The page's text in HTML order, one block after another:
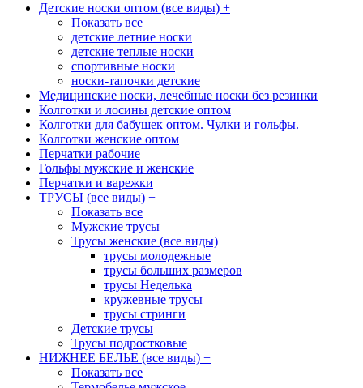
Детские носки оптом (все виды) +
Показать все
детские летние носки
детские теплые носки
спортивные носки
носки-тапочки детские
Медицинские носки, лечебные носки без резинки
Колготки и лосины детские оптом
Колготки для бабушек оптом. Чулки и гольфы.
Колготки женские оптом
Перчатки рабочие
Гольфы мужские и женские
Перчатки и варежки
ТРУСЫ (все виды) +
Показать все
Мужские трусы
Трусы женские (все виды)
трусы молодежные
трусы больших размеров
трусы Неделька
кружевные трусы
трусы стринги
Детские трусы
Трусы подростковые
НИЖНЕЕ БЕЛЬЕ (все виды) +
Показать все